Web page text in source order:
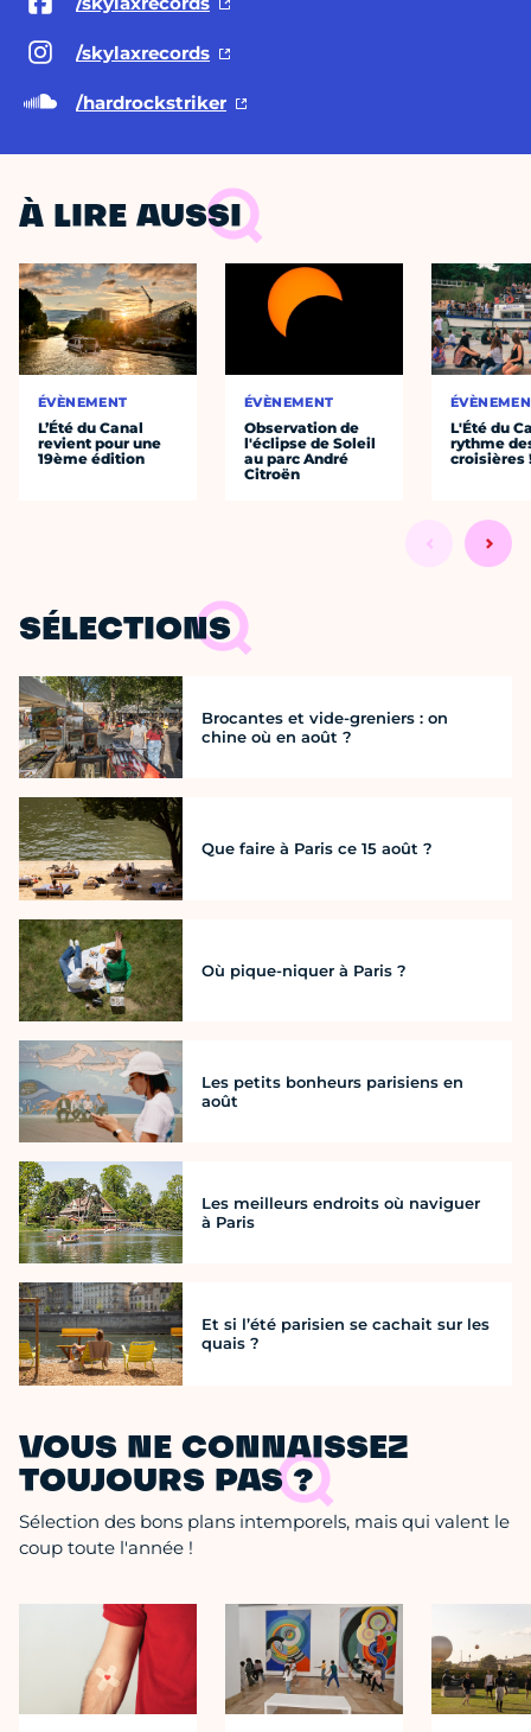
/skylaxrecords
/hardrockstriker
À LIRE AUSSI
ÉVÈNEMENT
L’Été du Canal
revient pour une
19ème édition
ÉVÈNEMENT
Observation de
l'éclipse de Soleil
au parc André
Citroën
L'Été du
rythme
croisières
SÉLECTIONS
Brocantes et vide-greniers : on
chine où en août ?
Que faire à Paris ce 15 août ?
Où pique-niquer à Paris ?
Les petits bonheurs parisiens en
août
Les meilleurs endroits où naviguer
à Paris
Et si l’été parisien se cachait sur les
quais ?
VOUS NE CONNAISSEZ
TOUJOURS PAS ?
Sélection des bons plans intemporels, mais qui valent le
coup toute l'année !